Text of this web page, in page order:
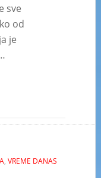
sve
od
je
, VREME DANAS